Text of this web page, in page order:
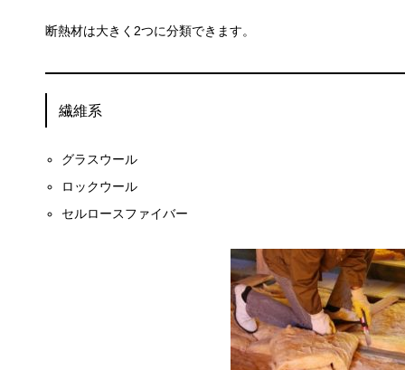
断熱材は大きく2つに分類できます。
繊維系
グラスウール
ロックウール
セルロースファイバー